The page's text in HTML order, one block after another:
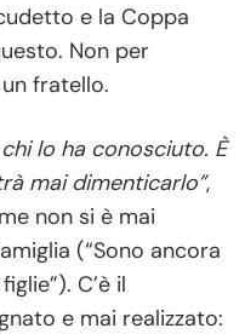
e la Coppa
Non per
fratello.
lo ha conosciuto. È
mai dimenticarlo”,
non si è mai
(“Sono ancora
C’è il
e mai realizzato: